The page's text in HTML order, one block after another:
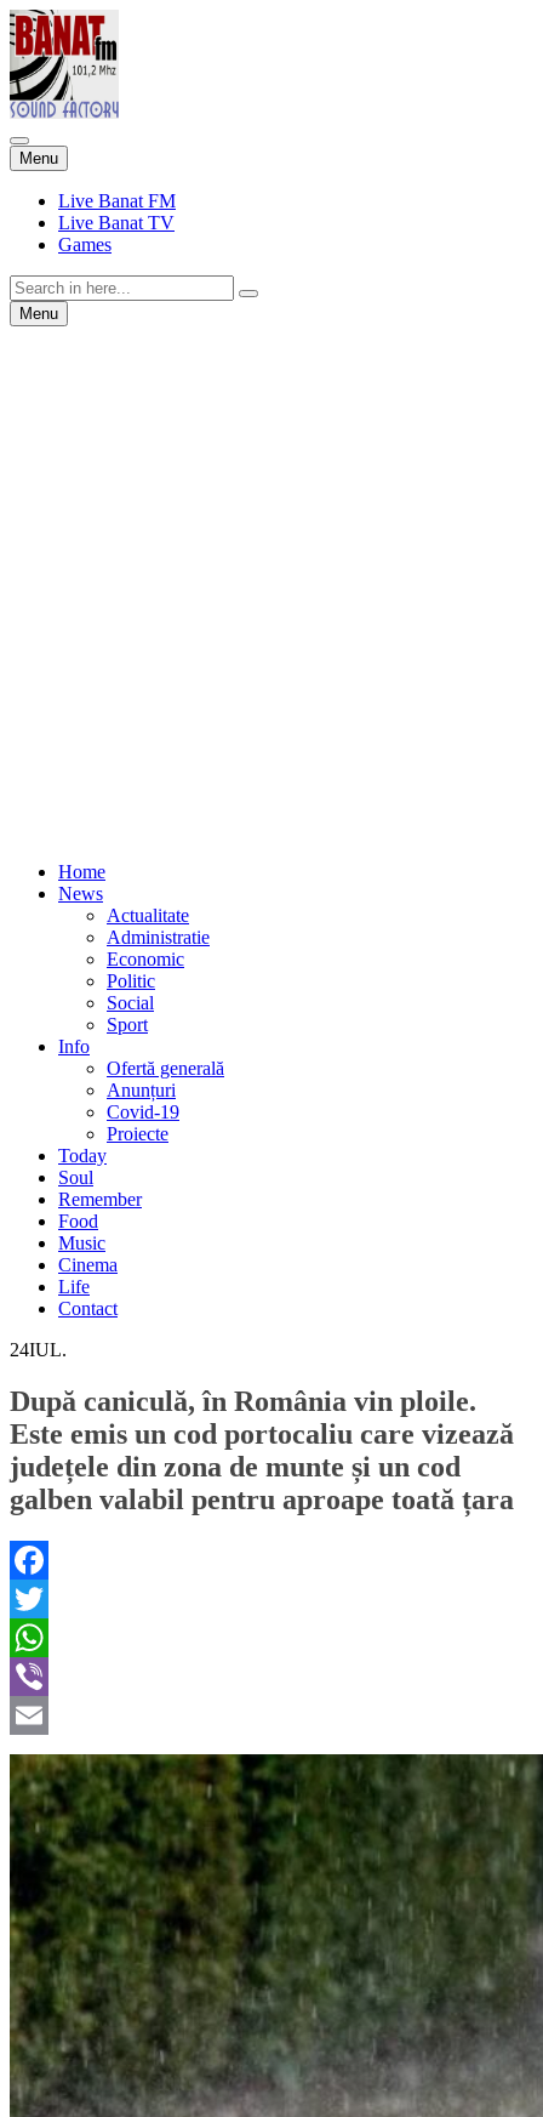
Menu Skip
to
content
Live Banat FM
Live Banat TV
Games
Search
for:Menu Skip
to
Home
News
Actualitate
Administratie
Economic
Politic
Social
Sport
Info
Ofertă generală
Anunțuri
Covid-19
Proiecte
Today
Soul
Remember
Food
Music
Cinema
Life
Contact
24IUL.
După caniculă, în România vin ploile.
Este emis un cod portocaliu care vizează
județele din zona de munte și un cod
galben valabil pentru aproape toată țara
Facebook
Twitter
WhatsApp
Viber
Email